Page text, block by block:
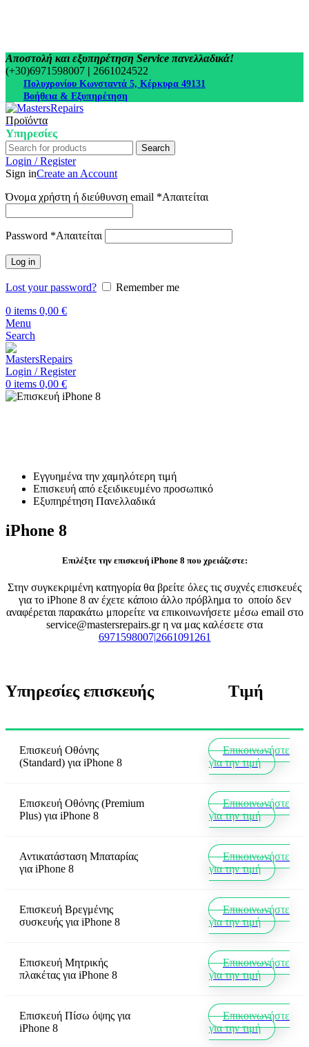
Αποστολή και εξυπηρέτηση Service πανελλαδικά!
(+30)6971598007 | 2661024522
Πολυχρονίου Κωνσταντά 5, Κέρκυρα 49131
Βοήθεια & Εξυπηρέτηση
Προϊόντα
Υπηρεσίες
Search
Login / Register
Sign inCreate an Account
Όνομα χρήστη ή διεύθυνση email *Απαιτείται
Password *Απαιτείται
Log in
Lost your password?
Remember me
0 items 0,00 €
Menu
Search
Login / Register
0 items 0,00 €
Εγγυημένα την χαμηλότερη τιμή
Επισκευή από εξειδικευμένο προσωπικό
Εξυπηρέτηση Πανελλαδικά
iPhone 8
Επιλέξτε την επισκευή iPhone 8 που χρειάζεστε:
Στην συγκεκριμένη κατηγορία θα βρείτε όλες τις συχνές επισκευές
για το iPhone 8 αν έχετε κάποιο άλλο πρόβλημα το οποίο δεν
αναφέρεται παρακάτω μπορείτε να επικοινωνήσετε μέσω email στο
service@mastersrepairs.gr η να μας καλέσετε στα
6971598007|2661091261
Υπηρεσίες επισκευής Τιμή
Επισκευή Οθόνης
(Standard) για iPhone 8
Επικοινωνήστε
για την τιμή
Επισκευή Οθόνης (Premium
Plus) για iPhone 8
Επικοινωνήστε
για την τιμή
Αντικατάσταση Μπαταρίας
για iPhone 8
Επικοινωνήστε
για την τιμή
Επισκευή Βρεγμένης
συσκευής για iPhone 8
Επικοινωνήστε
για την τιμή
Επισκευή Μητρικής
πλακέτας για iPhone 8
Επικοινωνήστε
για την τιμή
Επισκευή Πίσω όψης για
iPhone 8
Επικοινωνήστε
για την τιμή